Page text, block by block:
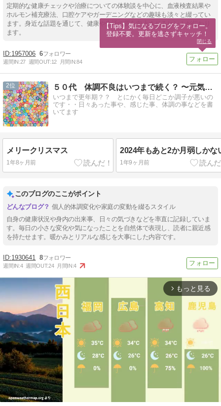
定期的な健康チェックや治療についての体験談を中心に、血液検査結果や
ホルモン補充療法、口腔ケアやガーデニングなどの趣味も淡々と綴ってい
ます。身近な話題を通じて、健康や生活の質を向上させるヒントが伝わり
ます。
1957006 6
週間IN:27 週間OUT:12 月間IN:84
2 ５０代 体調不良はいつまで続く？ 〜元気になりたいなぁ〜
いつまで更年期？？ とにかく毎日どこか調子が悪いの
です・・日々あった事や、感じた事、体調の事などを書
いてます
メリークリスマス
1年8ヶ月前
2024年もあと2か月弱しかな
1年9ヶ月前
このブログのここがポイント
個人的体調変化や家庭の変動を綴るスタイル
自身の健康状況や身内の出来事、日々の気づきなどを率直に記録していま
す。毎日の小さな変化や気になったことを自然体で表現し、読者に親近感
を持たせます。暖かみとリアルな感じを大事にした内容です。
1930641 8
週間IN:4 週間OUT:24 月間IN:4
arrow_forward_ios もっと見る
【Tips】気になるブログをフォロー。
登録不要。更新を逃さずキャッチ！
閉じる